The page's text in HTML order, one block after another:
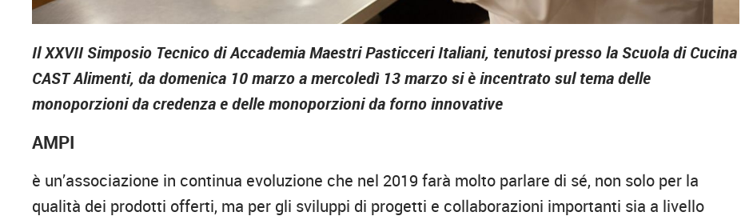
Il XXVII Simposio Tecnico di Accademia Maestri Pasticceri Italiani, tenutosi presso la Scuola di Cucina
CAST Alimenti, da domenica 10 marzo a mercoledì 13 marzo si è incentrato sul tema delle
monoporzioni da credenza e delle monoporzioni da forno innovative
AMPI
è un’associazione in continua evoluzione che nel 2019 farà molto parlare di sé, non solo per la
qualità dei prodotti offerti, ma per gli sviluppi di progetti e collaborazioni importanti sia a livello